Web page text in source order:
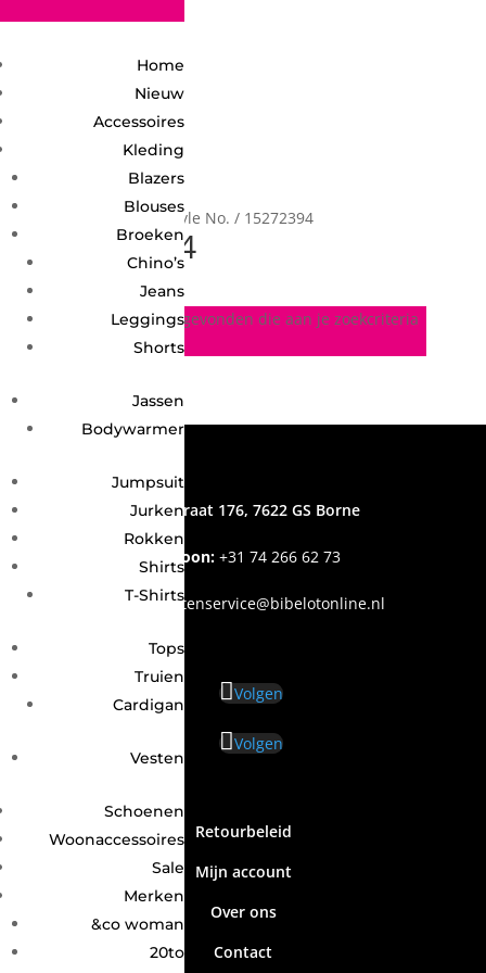
Home
Nieuw
Accessoires
Kleding
Blazers
Blouses
Broeken
Chino’s
Jeans
Leggings
Shorts
Jassen
Bodywarmer
Jumpsuit
Jurken
Rokken
Shirts
T-Shirts
Tops
Truien
Cardigan
Vesten
Schoenen
Woonaccessoires
Sale
Merken
&co woman
20to
/ Product Style No. / 15272394
15272394
Geen producten gevonden die aan je zoekcriteria
Grotestraat 176, 7622 GS Borne
Telefoon: +31 74 266 62 73
Email:klantenservice@bibelotonline.nl
Volgen
Volgen
Retourbeleid
Mijn account
Over ons
Contact